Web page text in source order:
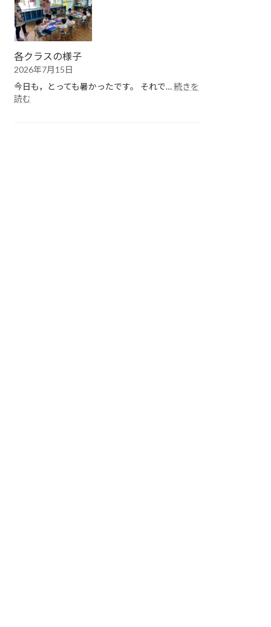
ま
れ
誕
生
会
各クラスの様子
2026年7月15日
今日も，とっても暑かったです。 それで…続きを
読む